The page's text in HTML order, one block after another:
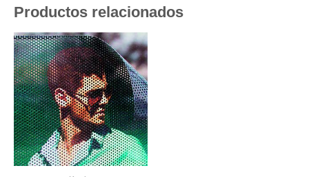
Productos relacionados